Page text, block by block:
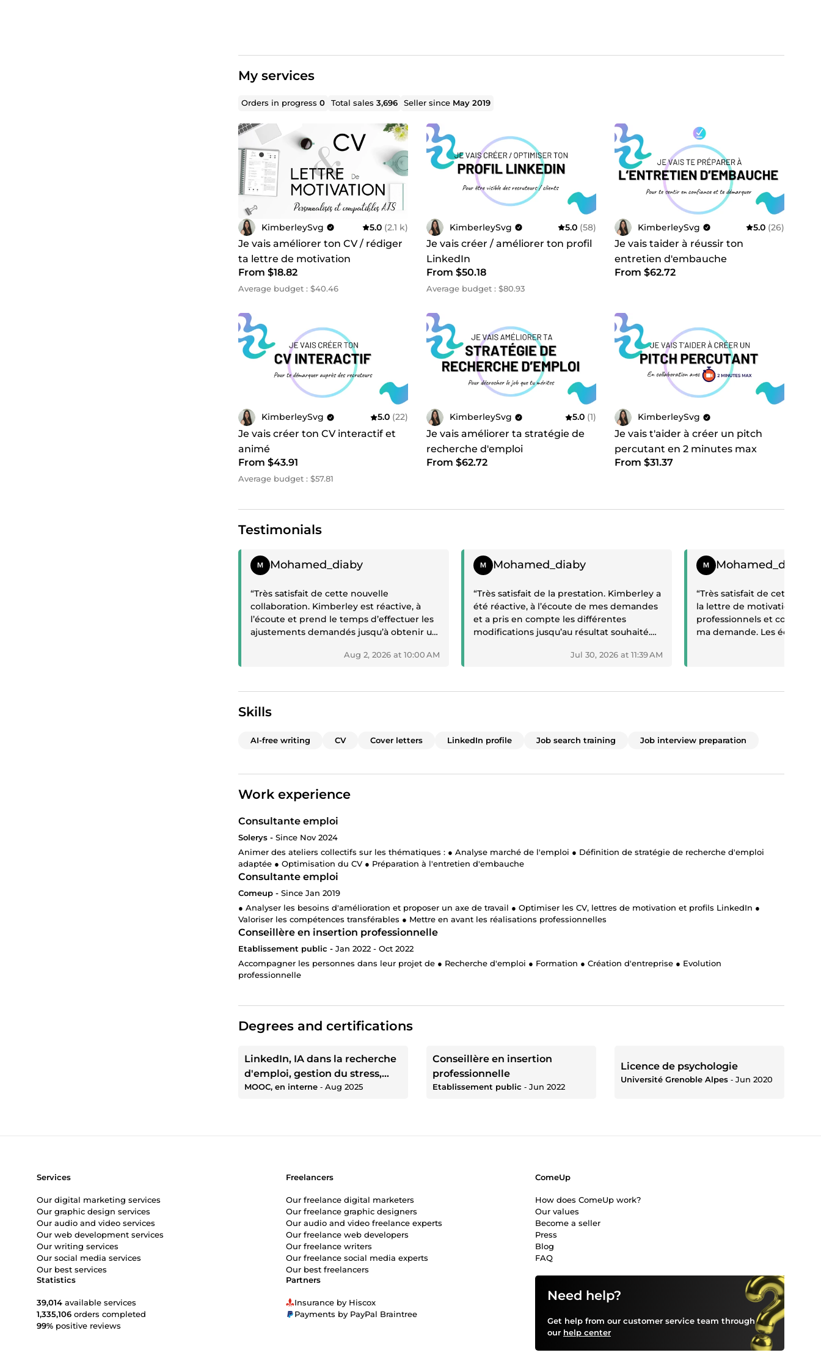
My services
Orders in progress0 Total sales3,696 Seller since May 2019
KimberleySvg 5.0 (2.1 k)
Je vais améliorer ton CV / rédiger
ta lettre de motivation
From $18.82
Average budget : $40.46
KimberleySvg 5.0 (58)
Je vais créer / améliorer ton profil
LinkedIn
From $50.18
Average budget : $80.93
KimberleySvg 5.0 (26)
Je vais taider à réussir ton
entretien d'embauche
From $62.72
KimberleySvg 5.0 (22)
Je vais créer ton CV interactif et
animé
From $43.91
Average budget : $57.81
KimberleySvg 5.0 (1)
Je vais améliorer ta stratégie de
recherche d'emploi
From $62.72
KimberleySvg
Je vais t'aider à créer un pitch
percutant en 2 minutes max
From $31.37
Testimonials
Positive review
Mohamed_diaby
“Très satisfait de cette nouvelle
collaboration. Kimberley est réactive, à
l’écoute et prend le temps d’effectuer les
ajustements demandés jusqu’à obtenir un
pour votre professionnalisme.”Aug 2, 2026 at 10:00 AM
Positive review
Mohamed_diaby
“Très satisfait de la prestation. Kimberley a
été réactive, à l’écoute de mes demandes
et a pris en compte les différentes
modifications jusqu’au résultat souhaité.
professionnels et soignés. Merci encore
Jul 30, 2026 at 11:39 AM
Positive review
Mohamed_diaby
“Très satisfait de cette
la lettre de motivation sont
professionnels et
ma demande. Les
Skills
AI-free writing CV Cover letters LinkedIn profile Job search training Job interview preparation
Work experience
Consultante emploi
Solerys - Since Nov 2024
Animer des ateliers collectifs sur les thématiques : ● Analyse marché de l'emploi ● Définition de stratégie de recherche d'emploi
adaptée ● Optimisation du CV ● Préparation à l'entretien d'embauche
Consultante emploi
Comeup - Since Jan 2019
● Analyser les besoins d'amélioration et proposer un axe de travail ● Optimiser les CV, lettres de motivation et profils LinkedIn ●
Valoriser les compétences transférables ● Mettre en avant les réalisations professionnelles
Conseillère en insertion professionnelle
Etablissement public - Jan 2022 - Oct 2022
Accompagner les personnes dans leur projet de ● Recherche d'emploi ● Formation ● Création d'entreprise ● Evolution
professionnelle
Degrees and certifications
LinkedIn, IA dans la recherche
d'emploi, gestion du stress,
négocier avec les recruteurs, ...
MOOC, en interne ‐ Aug 2025
Conseillère en insertion
professionnelle
Etablissement public ‐ Jun 2022
Licence de psychologie
Université Grenoble Alpes ‐ Jun 2020
Need help?
Get help from our customer service team through
our help center
Partners
Insurance by Hiscox
Payments by PayPal Braintree
Statistics
39,014 available services
1,335,106 orders completed
99% positive reviews
Services
Our digital marketing services
Our graphic design services
Our audio and video services
Our web development services
Our writing services
Our social media services
Our best services
Freelancers
Our freelance digital marketers
Our freelance graphic designers
Our audio and video freelance experts
Our freelance web developers
Our freelance writers
Our freelance social media experts
Our best freelancers
ComeUp
How does ComeUp work?
Our values
Become a seller
Press
Blog
FAQ